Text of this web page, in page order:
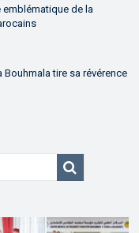
emblématique de la
Bouhmala tire sa révérence